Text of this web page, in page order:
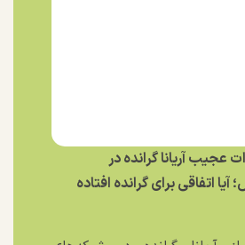
عجیب آریانا گرانده در
اتفاقی برای گرانده افتاده